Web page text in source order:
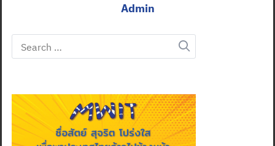
Admin
Search
for: